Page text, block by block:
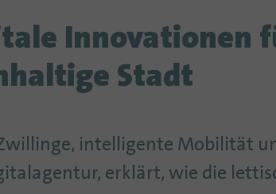
Innovationen
Stadt
intelligente Mobilität
erklärt, wie die